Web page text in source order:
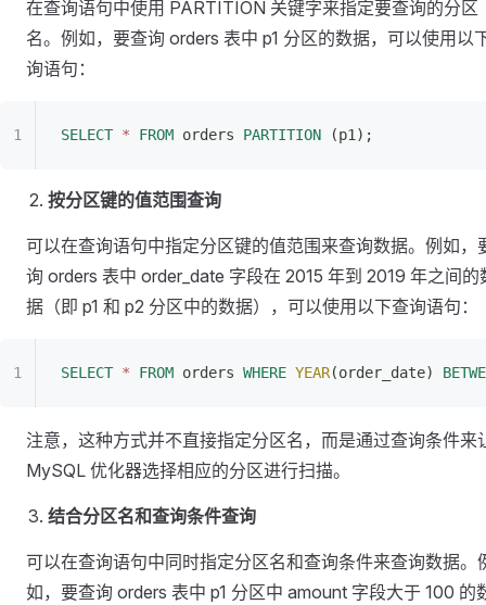
在查询语句中使用 PARTITION 关键字来指定要查询的分区
名。例如，要查询 orders 表中 p1 分区的数据，可以使用以
询语句：
SELECT * FROM orders PARTITION (p1);
按分区键的值范围查询
可以在查询语句中指定分区键的值范围来查询数据。例如，
询 orders 表中 order_date 字段在 2015 年到 2019 年之间的
据（即 p1 和 p2 分区中的数据），可以使用以下查询语句：
SELECT * FROM orders WHERE YEAR(order_date)
注意，这种方式并不直接指定分区名，而是通过查询条件来
MySQL 优化器选择相应的分区进行扫描。
结合分区名和查询条件查询
可以在查询语句中同时指定分区名和查询条件来查询数据。
如，要查询 orders 表中 p1 分区中 amount 字段大于 100 的